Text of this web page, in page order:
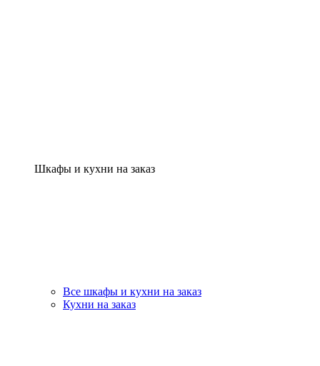
Шкафы и кухни на заказ
Все шкафы и кухни на заказ
Кухни на заказ